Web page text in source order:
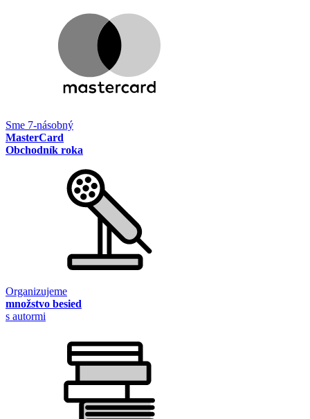
Sme 7-násobný
MasterCard
Obchodník roka
Organizujeme
množstvo besied
s autormi